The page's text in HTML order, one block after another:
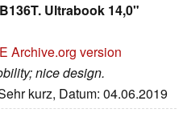
Ultrabook 14,0"
Archive.org version
nice design.
kurz, Datum: 04.06.2019